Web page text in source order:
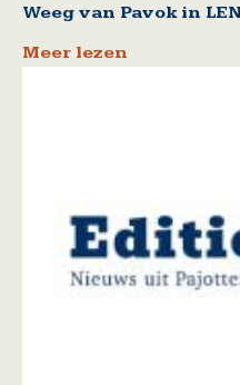
Weeg van Pavok in
Meer lezen